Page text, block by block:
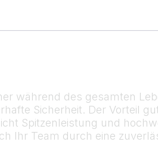
während des gesamten
Sicherheit. Der Vorteil
Spitzenleistung und
Ihr Team durch eine